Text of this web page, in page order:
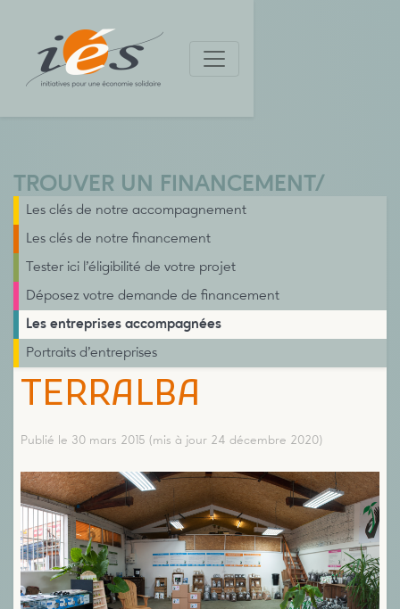
TERRALBA
Publié le 30 mars 2015 (mis à jour 24 décembre 2020)
TROUVER UN FINANCEMENT/
Les clés de notre accompagnement
Les clés de notre financement
Tester ici l’éligibilité de votre projet
Déposez votre demande de financement
Les entreprises accompagnées
Portraits d’entreprises